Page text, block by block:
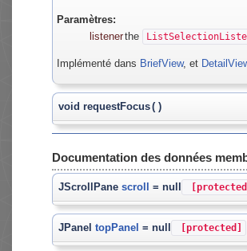
Paramètres:
listenerthe
Implémenté dans BriefView, et
void requestFocus( )
Documentation des données
JScrollPane scroll = null
JPanel topPanel = null [protected]